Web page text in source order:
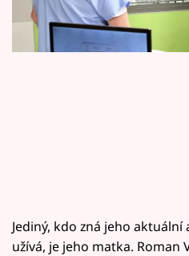
Sledujte prima+
Jediný, kdo zná jeho
užívá, je jeho matka. Roman